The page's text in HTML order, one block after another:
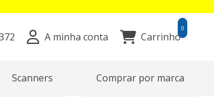
A minha conta Carrinho
0
Scanners Comprar por marca